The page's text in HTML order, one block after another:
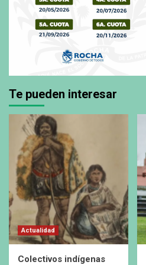
Te pueden interesar
Actualidad
Colectivos indígenas